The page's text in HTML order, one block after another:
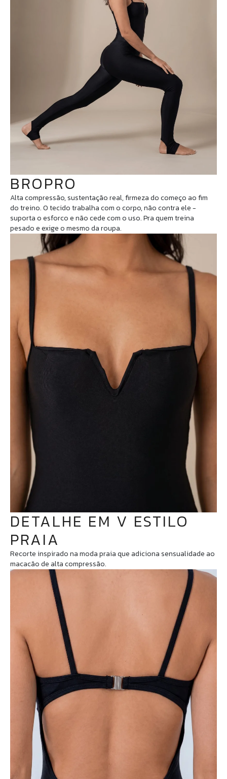
BROPRO
Alta compressão, sustentação real, firmeza do começo ao fim
do treino. O tecido trabalha com o corpo, não contra ele -
suporta o esforco e não cede com o uso. Pra quem treina
pesado e exige o mesmo da roupa.
DETALHE EM V ESTILO
PRAIA
Recorte inspirado na moda praia que adiciona sensualidade ao
macacão de alta compressão.